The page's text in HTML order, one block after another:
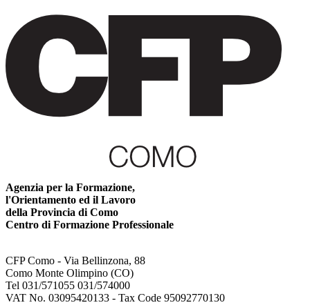
Agenzia per la Formazione,
l'Orientamento ed il Lavoro
della Provincia di Como
Centro di Formazione Professionale
CFP Como - Via Bellinzona, 88
Como Monte Olimpino (CO)
Tel 031/571055 031/574000
VAT No. 03095420133 - Tax Code 95092770130